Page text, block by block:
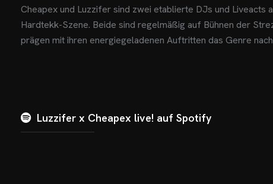
Cheapex und Luzzifer sind zwei etablierte DJs und Liveacts
Hardtekk-Szene. Beide sind regelmäßig auf Bühnen der
prägen mit ihren energiegeladenen Auftritten das Genre
Luzzifer x Cheapex live! auf Spotify